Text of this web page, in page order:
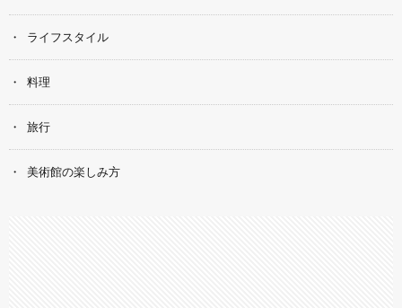
ライフスタイル
料理
旅行
美術館の楽しみ方